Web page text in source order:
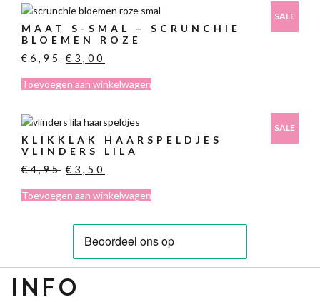
meerdere
variaties.
Deze
optie
kan
gekozen
op
de
productpagina
SALE
MAAT S-SMAL – SCRUNCHIE
BLOEMEN ROZE
€6,95 Oorspronkelijke
was:
€ 3,00
is:
Toevoegen aan winkelwagen
SALE
KLIKKLAK HAARSPELDJES
VLINDERS LILA
€4,95 Oorspronkelijke
was:
€ 3,50
is:
Toevoegen aan winkelwagen
INFO